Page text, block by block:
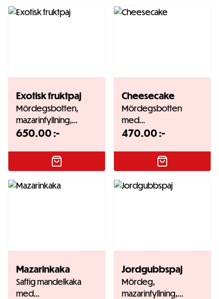
Exotisk fruktpaj
Mördegsbotten,
mazarinfyllning,…
650.00 :-
Cheesecake
Mördegsbotten
med…
470.00 :-
Mazarinkaka
Saftig mandelkaka
med…
Jordgubbspaj
Mördeg,
mazarinfyllning,…